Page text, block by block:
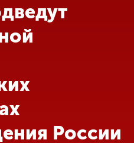
России